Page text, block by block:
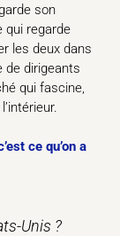
son
qui regarde
les deux dans
de dirigeants
qui fascine,
ce qu’on a
Unis ?